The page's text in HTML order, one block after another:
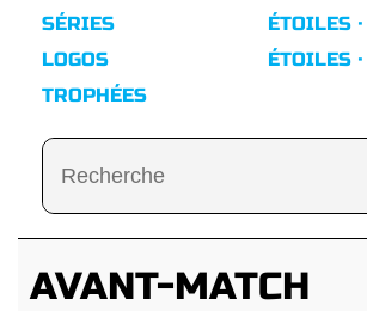
SÉRIES
LOGOS
TROPHÉES
ÉTOILES
ÉTOILES
AVANT-MATCH